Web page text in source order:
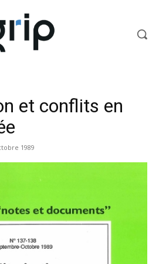
et conflits en
1989